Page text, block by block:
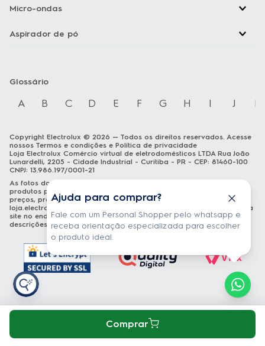
Ajuda para comprar?
Fale com um Personal Shopper pelo whatsapp e
receba orientação especializada para escolher
o produto ideal.
Comprar
Micro-ondas
Aspirador de pó
Glossário
A B C D E F G H I J K
Copyright Electrolux © 2026 — Todos os direitos reservados. Acesse
nossos Termos e condições e Política de privacidade
Loja Electrolux Comércio virtual de eletrodomésticos LTDA Rua João
Lunardelli, 2205 - Cidade Industrial - Curitiba - PR - CEP: 81460-100
CNPJ: 13.986.197/0001-21
As fotos dos produtos são meramente ilustrativas. A venda dos
produtos publicados está sujeita a disponibilidade de estoque. Os
preços, promoções e formas de pagamento publicados em
loja.electrolux.com.br
estão válidos exclusivamente para compra via
site no endereço mencionado. As especificações técnicas e
descrições estão sujeitas a alterações sem aviso prévio.